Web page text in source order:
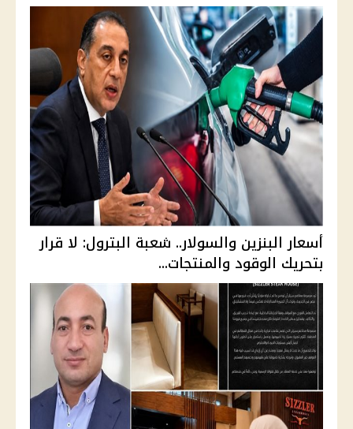
أسعار البنزين والسولار.. شعبة البترول: لا قرار
بتحريك الوقود والمنتجات...